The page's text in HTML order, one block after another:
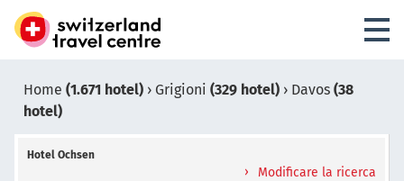
Home (1.671 hotel) › Grigioni (329 hotel) › Davos (38
hotel)
Hotel Ochsen
Modificare la ricerca